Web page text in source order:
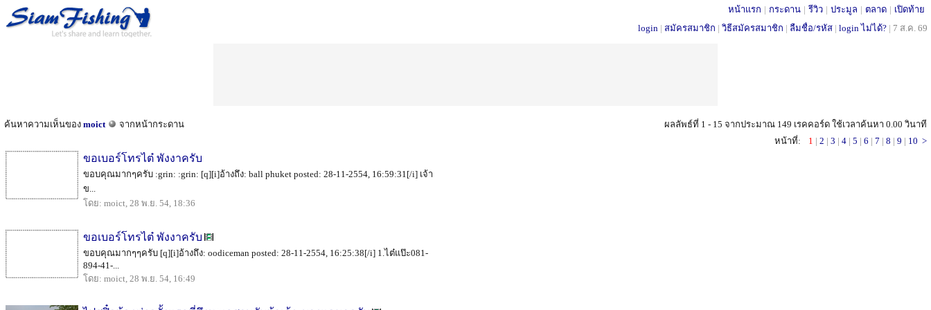
หน้าแรก | กระดาน | รีวิว | ประมูล | ตลาด | เปิดท้าย
login | สมัครสมาชิก | วิธีสมัครสมาชิก | ลืมชื่อ/รหัส | login ไม่ได้? | 7 ส.ค. 69
ค้นหาความเห็นของ moict จากหน้ากระดาน
ผลลัพธ์ที่ 1 - 15 จากประมาณ 149 เรคคอร์ด ใช้เวลาค้นหา 0.00 วินาที
หน้าที่:
1 | 2 | 3 | 4 | 5 | 6 | 7 | 8 | 9 | 10 >
ขอเบอร์โทรไต๋ พังงาครับ
ขอบคุณมากๆครับ :grin: :grin: [q][i]อ้างถึง: ball phuket posted: 28-11-2554, 16:59:31[/i] เจ้า
ข...
โดย: moict, 28 พ.ย. 54, 18:36
ขอเบอร์โทรไต๋ พังงาครับ
ขอบคุณมากๆๆครับ [q][i]อ้างถึง: oodiceman posted: 28-11-2554, 16:25:38[/i] 1.ไต๋แป๊ะ081-
894-41-...
โดย: moict, 28 พ.ย. 54, 16:49